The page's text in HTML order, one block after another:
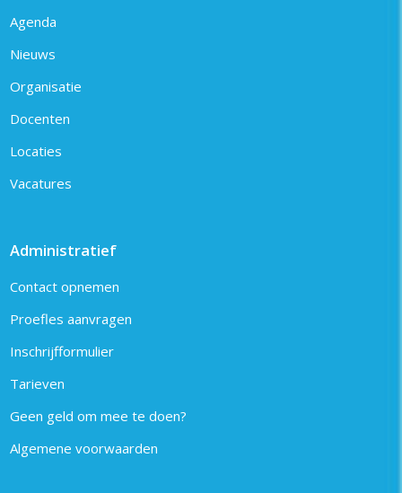
Agenda
Nieuws
Organisatie
Docenten
Locaties
Vacatures
Administratief
Contact opnemen
Proefles aanvragen
Inschrijfformulier
Tarieven
Geen geld om mee te doen?
Algemene voorwaarden